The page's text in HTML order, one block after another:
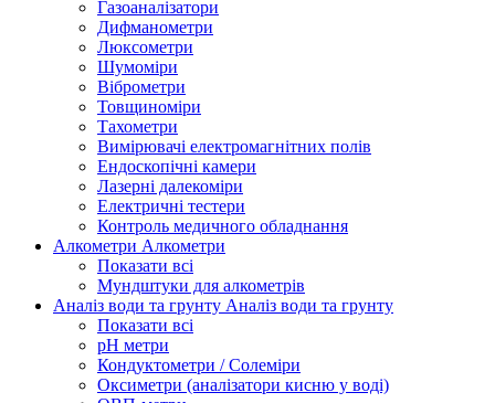
Газоаналізатори
Дифманометри
Люксометри
Шумоміри
Віброметри
Товщиноміри
Тахометри
Вимірювачі електромагнітних полів
Ендоскопічні камери
Лазерні далекоміри
Електричні тестери
Контроль медичного обладнання
Алкометри Алкометри
Показати всі
Мундштуки для алкометрів
Аналіз води та грунту Аналіз води та грунту
Показати всі
рН метри
Кондуктометри / Солеміри
Оксиметри (аналізатори кисню у воді)